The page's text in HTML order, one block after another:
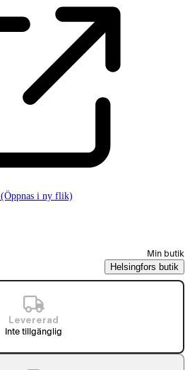
i ny flik)
Min butik
Helsingfors butik
Levererad
Inte tillgänglig